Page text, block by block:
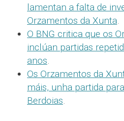
lamentan a falta de
Orzamentos da Xunta
O BNG critica que os
inclúan partidas
anos
Os Orzamentos da
máis, unha partida
Berdoias